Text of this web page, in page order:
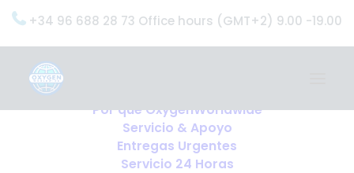
+34 96 688 28 73 Office hours (GMT+2) 9.00 -19.00
OxygenWorldwide (¿Qué Hacemos?)
Por qué OxygenWorldwide
Servicio & Apoyo
Entregas Urgentes
Servicio 24 Horas